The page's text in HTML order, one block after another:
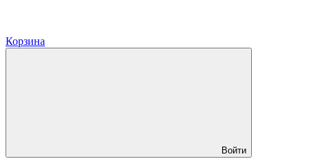
Корзина
Войти